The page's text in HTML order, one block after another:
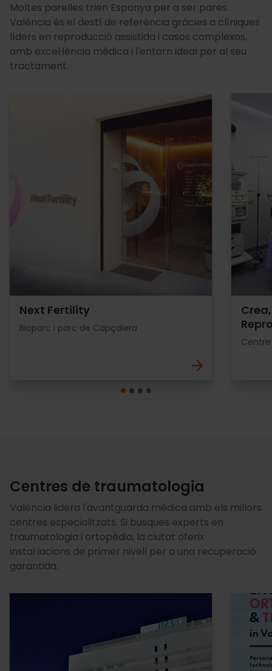
Moltes parelles trien Espanya per a ser pares.
València és el destí de referència gràcies a clíniques
líders en reproducció assistida i casos complexos,
amb excel·lència mèdica i l'entorn ideal per al seu
tractament.
Next Fertility
Bioparc i parc de Capçalera
Centres de traumatologia
València lidera l'avantguarda mèdica amb els millors
centres especialitzats. Si busques experts en
traumatologia i ortopèdia, la ciutat oferix
instal·lacions de primer nivell per a una recuperació
garantida.